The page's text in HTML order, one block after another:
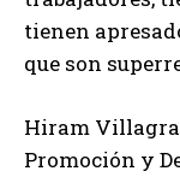
tienen
que son
Hiram
Promoción y